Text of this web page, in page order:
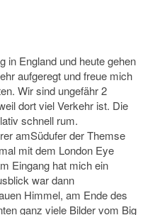
in England und heute gehen
aufgeregt und freue mich
Wir sind ungefähr 2
dort viel Verkehr ist. Die
schnell rum.
amSüdufer der Themse
mit dem London Eye
Eingang hat mich ein
war dann
Himmel, am Ende des
ganz viele Bilder vom Big